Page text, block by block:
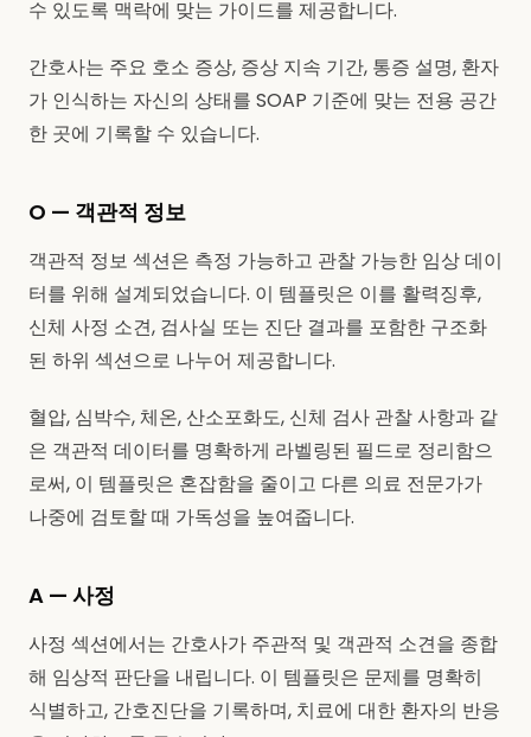
수 있도록 맥락에 맞는 가이드를 제공합니다.
간호사는 주요 호소 증상, 증상 지속 기간, 통증 설명, 환자
가 인식하는 자신의 상태를 SOAP 기준에 맞는 전용 공간
한 곳에 기록할 수 있습니다.
O — 객관적 정보
객관적 정보 섹션은 측정 가능하고 관찰 가능한 임상 데이
터를 위해 설계되었습니다. 이 템플릿은 이를 활력징후,
신체 사정 소견, 검사실 또는 진단 결과를 포함한 구조화
된 하위 섹션으로 나누어 제공합니다.
혈압, 심박수, 체온, 산소포화도, 신체 검사 관찰 사항과 같
은 객관적 데이터를 명확하게 라벨링된 필드로 정리함으
로써, 이 템플릿은 혼잡함을 줄이고 다른 의료 전문가가
나중에 검토할 때 가독성을 높여줍니다.
A — 사정
사정 섹션에서는 간호사가 주관적 및 객관적 소견을 종합
해 임상적 판단을 내립니다. 이 템플릿은 문제를 명확히
식별하고, 간호진단을 기록하며, 치료에 대한 환자의 반응